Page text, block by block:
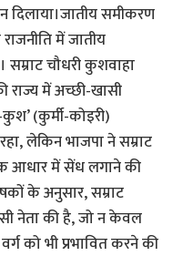
दिलाया।जातीय समीकरण
में जातीय
चौधरी कुशवाहा
में अच्छी-खासी
(कुर्मी-कोइरी)
लेकिन भाजपा ने सम्राट
आधार में सेंध लगाने की
के अनुसार, सम्राट
नेता की है, जो न केवल
को भी प्रभावित करने की